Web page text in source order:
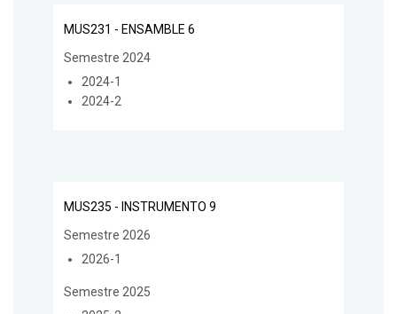
MUS231 - ENSAMBLE 6
Semestre 2024
2024-1
2024-2
MUS235 - INSTRUMENTO 9
Semestre 2026
2026-1
Semestre 2025